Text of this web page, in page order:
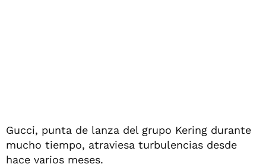
Gucci, punta de lanza del grupo Kering durante
mucho tiempo, atraviesa turbulencias desde
hace varios meses.